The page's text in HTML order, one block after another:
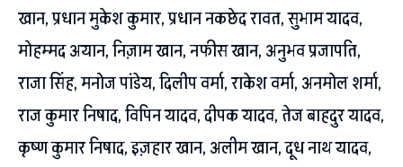
खान, प्रधान मुकेश कुमार, प्रधान नकछेद रावत, सुभाम यादव,
मोहम्मद अयान, निज़ाम खान, नफीस खान, अनुभव प्रजापति,
राजा सिंह, मनोज पांडेय, दिलीप वर्मा, राकेश वर्मा, अनमोल शर्मा,
राज कुमार निषाद, विपिन यादव, दीपक यादव, तेज बाहदुर यादव,
कृष्ण कुमार निषाद, इज़हार खान, अलीम खान, दूध नाथ यादव,